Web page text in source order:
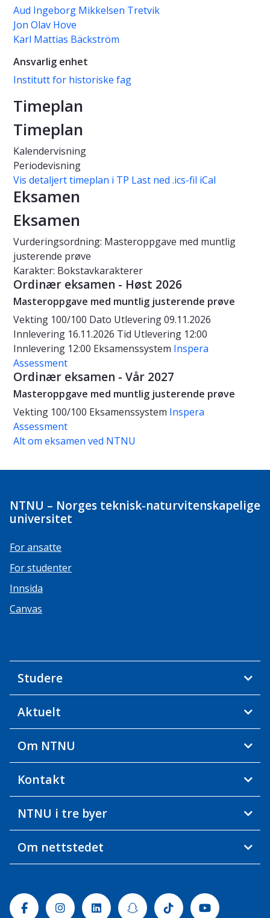
Aud Ingeborg Mikkelsen Tretvik
Jon Olav Hove
Karl Mattias Bäckström
Ansvarlig enhet
Institutt for historiske fag
Timeplan
Timeplan
Kalendervisning
Periodevisning
Vis detaljert timeplan i TP Last ned .ics-fil iCal
Eksamen
Eksamen
Vurderingsordning: Masteroppgave med muntlig
justerende prøve
Karakter: Bokstavkarakterer
Ordinær eksamen - Høst 2026
Masteroppgave med muntlig justerende prøve
Vekting 100/100 Dato Utlevering 09.11.2026
Innlevering 16.11.2026 Tid Utlevering 12:00
Innlevering 12:00 Eksamenssystem Inspera
Assessment
Ordinær eksamen - Vår 2027
Masteroppgave med muntlig justerende prøve
Vekting 100/100 Eksamenssystem Inspera
Assessment
Alt om eksamen ved NTNU
NTNU – Norges teknisk-naturvitenskapelige
universitet
For ansatte
For studenter
Innsida
Canvas
Studere
Aktuelt
Om NTNU
Kontakt
NTNU i tre byer
Om nettstedet
FacebookInstagramLinkedinSnapchatTiktok Youtube